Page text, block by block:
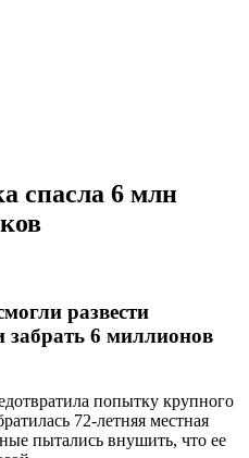
спасла 6 млн
развести
забрать 6 миллионов
попытку крупного
72-летняя местная
пытались внушить, что ее